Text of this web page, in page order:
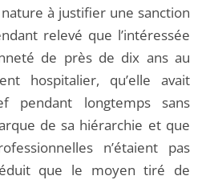
à justifier une sanction
relevé que l’intéressée
de près de dix ans au
hospitalier, qu’elle avait
pendant longtemps sans
de sa hiérarchie et que
n’étaient pas
que le moyen tiré de